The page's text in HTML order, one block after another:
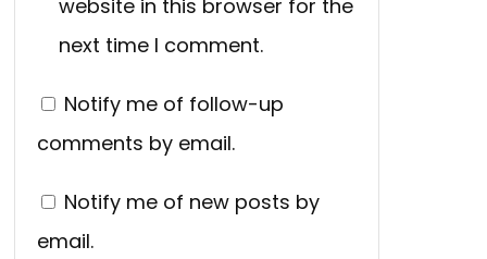
website in this browser for the
next time I comment.
Notify me of follow-up
comments by email.
Notify me of new posts by
email.